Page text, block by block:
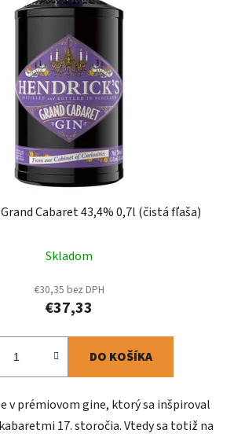
Cabaret 43,4% 0,7l (čistá fľaša)
Skladom
€30,35 bez DPH
€37,33
DO KOŠÍKA
v prémiovom gine, ktorý sa inšpiroval
17. storočia. Vtedy sa totiž na